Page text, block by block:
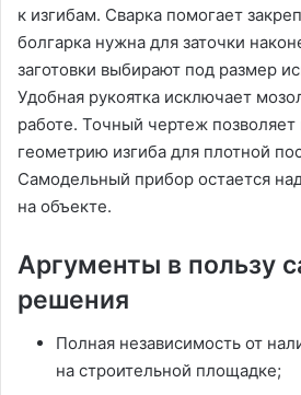
к изгибам. Сварка помогает
болгарка нужна для заточки
заготовки выбирают под размер
Удобная рукоятка исключает
работе. Точный чертеж
геометрию изгиба для плотной
Самодельный прибор остается
на объекте.
Аргументы в пользу
решения
Полная независимость от
на строительной площадке;